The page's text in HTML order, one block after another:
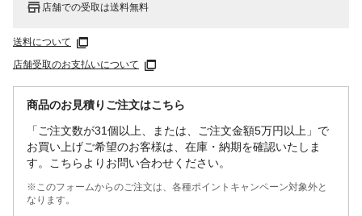
店舗での受取は送料無料
送料について
店舗受取のお支払いについて
商品のお見積りご注文はこちら
「ご注文数が31個以上、または、ご注文金額5万円以上」で
お買い上げご希望のお客様は、在庫・納期を確認いたしま
す。こちらよりお問い合わせください。
※このフォームからのご注文は、各種ポイントキャンペーン対象外と
なります。